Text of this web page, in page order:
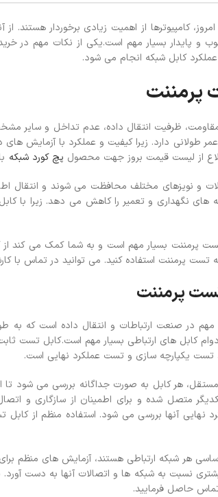
پچ پنل Cat6a
پچ پنل دی
پچ پنل لگراند
پچ پنل نگزنس
سوکت شبکه
کیستون تلفن
کیستون شبکه
کامپیوترها از اهمیت زیادی برخوردار
و پایدار بسیار مهم است.یکی از نکات مهم در
کابل شبکه انجام می شود.
پرمننت
ظرفیت انتقال داده، عدم تداخل و سایر
طولانی دارد. زیرا کیفیت و عملکرد با آزمایش
از لیست قیمت بروز جهت محصول پچ کورد شبکه
و نویزهای مختلف محافظت می شوند و
های نگهداری و تعمیر را کاهش می دهد. زیرا با
پرمننت بسیار مهم است و به شما کمک می کند از
تست پرمننت استفاده کنید. می توانید در تماس با
پرمننت
در صنعت ارتباطات و انتقال داده است که به
کابل های ارتباطی بسیار مهم است.کابل
یکپارچه سازی و تست عملکرد نهایی است.
مستقل، هر کابل به صورت جداگانه بررسی می
متصل شده و برای اطمینان از سازگاری و
آنها بررسی می شود. استفاده منظم از کابل
هر شبکه ارتباطی هستند، آزمایش های منظم
نسبت به شبکه ها و اتصالات آنها به دست آورد.
حاصل فرمایید.